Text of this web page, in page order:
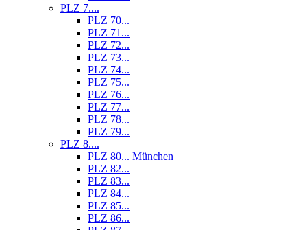
PLZ 7....
PLZ 70...
PLZ 71...
PLZ 72...
PLZ 73...
PLZ 74...
PLZ 75...
PLZ 76...
PLZ 77...
PLZ 78...
PLZ 79...
PLZ 8....
PLZ 80... München
PLZ 82...
PLZ 83...
PLZ 84...
PLZ 85...
PLZ 86...